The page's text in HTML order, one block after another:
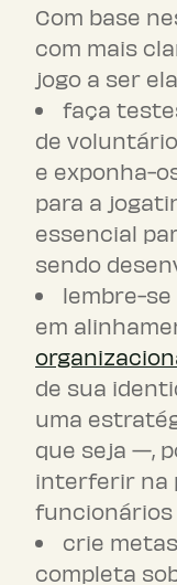
Com base
com mais
jogo a ser
faça
de
e exponha-
para a
essencial
sendo
lembre-
em
de sua
uma
que seja —,
interferir na
funcionários
crie
completa